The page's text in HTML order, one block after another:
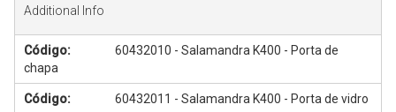
Additional Info
Código:
60432010 - Salamandra K400 - Porta de
chapa
Código: 60432011 - Salamandra K400 - Porta de vidro